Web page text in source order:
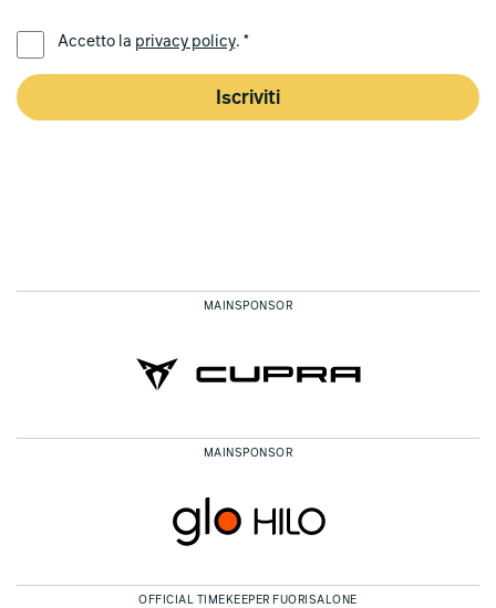
Accetto la privacy policy. *
Iscriviti
MAINSPONSOR
MAINSPONSOR
OFFICIAL TIMEKEEPER FUORISALONE